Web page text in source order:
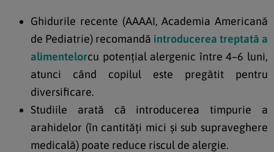
Ghidurile recente (AAAAI, Academia Americană
de Pediatrie) recomandă introducerea treptată a
alimentelorcu potențial alergenic între 4–6 luni,
atunci când copilul este pregătit pentru
diversificare.
Studiile arată că introducerea timpurie a
arahidelor (în cantități mici și sub supraveghere
medicală) poate reduce riscul de alergie.